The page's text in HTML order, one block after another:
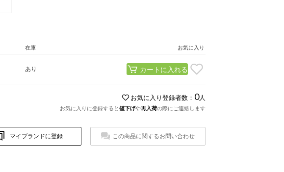
在庫 お気に入り
あり カートに入れる
お気に入り登録者数： 0人
お気に入りに登録すると値下げや再入荷の際にご連絡します
マイブランドに登録 この商品に関するお問い合わせ